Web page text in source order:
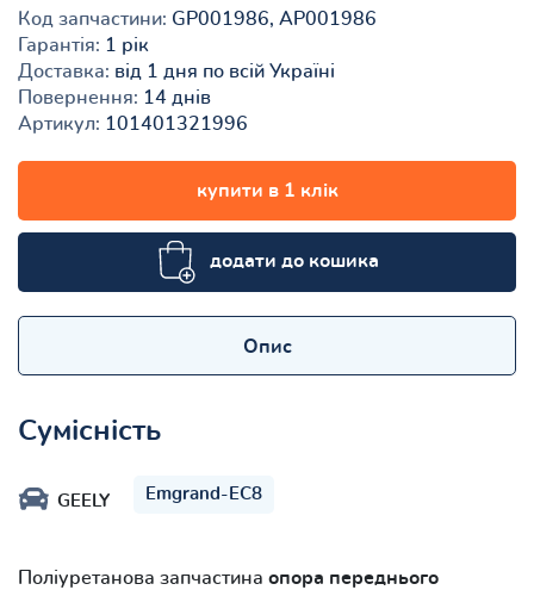
Код запчастини: GP001986, AP001986
Гарантія: 1 рік
Доставка: від 1 дня по всій Україні
Повернення: 14 днів
Артикул: 101401321996
купити в 1 клік
додати до кошика
Опис
Сумісність
GEELY Emgrand-EC8
Поліуретанова запчастина опора переднього